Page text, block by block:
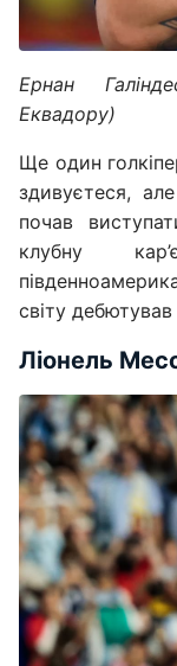
Ернан
Еквадору)
Ще один
здивуєтеся,
почав
клубну
світу
Ліонель